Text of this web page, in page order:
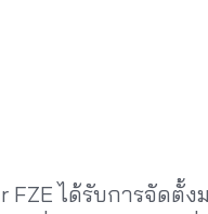
FZE ได้รับการจัดตั้